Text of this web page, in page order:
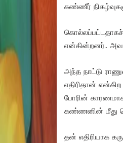
கண்ணீர்
என்கின்றனர்.
அந்த நாட்டு
எதிரிதான்
போரின்
கண்ணனின் மீது
தன் எதிரியாக